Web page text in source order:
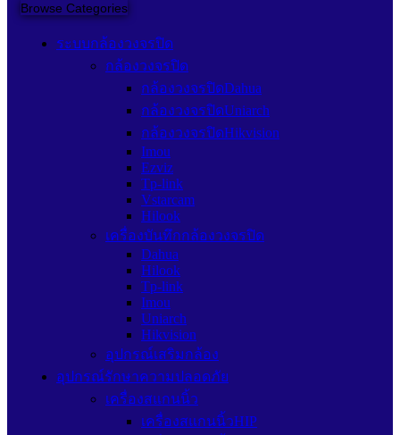
Browse Categories
ระบบกล้องวงจรปิด
กล้องวงจรปิด
กล้องวงจรปิดDahua
กล้องวงจรปิดUniarch
กล้องวงจรปิดHikvision
Imou
Ezviz
Tp-link
Vstarcam
Hilook
เครื่องบันทึกกล้องวงจรปิด
Dahua
Hilook
Tp-link
Imou
Uniarch
Hikvision
อุปกรณ์เสริมกล้อง
อุปกรณ์รักษาความปลอดภัย
เครื่องสแกนนิ้ว
เครื่องสแกนนิ้วHIP